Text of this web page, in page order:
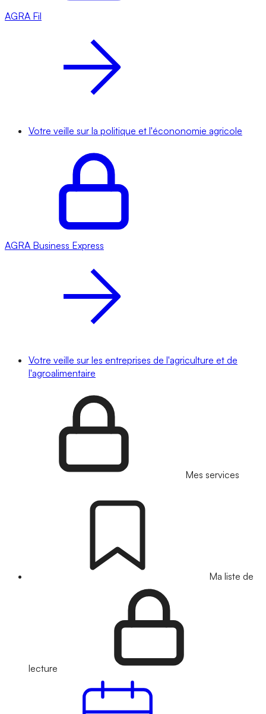
AGRA Fil
Votre veille sur la politique et l'écononomie agricole
AGRA Business Express
Votre veille sur les entreprises de l'agriculture et de
l'agroalimentaire
Mes services
Ma liste de
lecture